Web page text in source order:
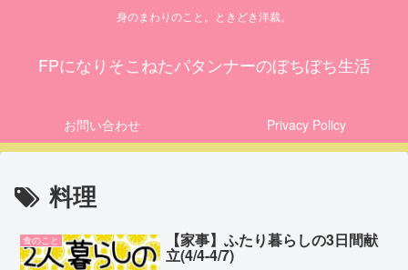
身のまわりのこと。ときどき洋裁。
FPになりそこねたパタンナーのぼちぼち生活
お問い合わせ Privacy Policy
料理
食のこと 【家事】ふたり暮らしの3日間献
立(4/4-4/7)